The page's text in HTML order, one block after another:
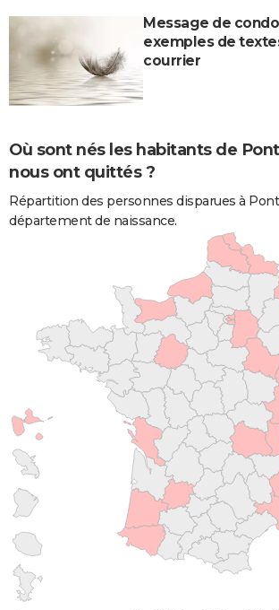
Message de
exemples de
courrier
Où sont nés les habitants de
nous ont quittés ?
Répartition des personnes disparues à
département de naissance.